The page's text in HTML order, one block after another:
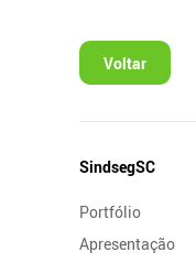
Voltar
Mapa
Site
SindsegSC
Portfólio
Apresentação